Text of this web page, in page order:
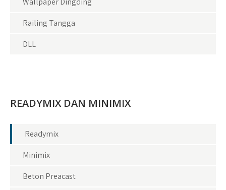
Railing Tangga
DLL
READYMIX DAN MINIMIX
Readymix
Minimix
Beton Preacast